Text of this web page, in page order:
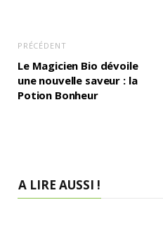
PRÉCÉDENT
Le Magicien Bio dévoile
une nouvelle saveur : la
Potion Bonheur
A LIRE AUSSI !